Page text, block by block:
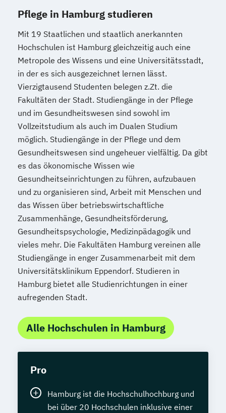
Pflege in Hamburg studieren
Mit 19 Staatlichen und staatlich anerkannten
Hochschulen ist Hamburg gleichzeitig auch eine
Metropole des Wissens und eine Universitätsstadt,
in der es sich ausgezeichnet lernen lässt.
Vierzigtausend Studenten belegen z.Zt. die
Fakultäten der Stadt. Studiengänge in der Pflege
und im Gesundheitswesen sind sowohl im
Vollzeitstudium als auch im Dualen Studium
möglich. Studiengänge in der Pflege und dem
Gesundheitswesen sind ungeheuer vielfältig. Da gibt
es das ökonomische Wissen wie
Gesundheitseinrichtungen zu führen, aufzubauen
und zu organisieren sind, Arbeit mit Menschen und
das Wissen über betriebswirtschaftliche
Zusammenhänge, Gesundheitsförderung,
Gesundheitspsychologie, Medizinpädagogik und
vieles mehr. Die Fakultäten Hamburg vereinen alle
Studiengänge in enger Zusammenarbeit mit dem
Universitätsklinikum Eppendorf. Studieren in
Hamburg bietet alle Studienrichtungen in einer
aufregenden Stadt.
Alle Hochschulen in Hamburg
Pro
Hamburg ist die Hochschulhochburg und
bei über 20 Hochschulen inklusive einer